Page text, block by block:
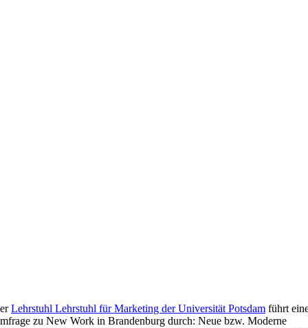
Lehrstuhl Lehrstuhl für Marketing der Universität Potsdam führt
zu New Work in Brandenburg durch: Neue bzw. Moderne